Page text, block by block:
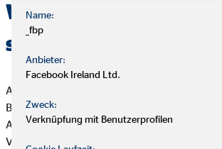
Wieso sind
so viel unsicherer?
Alle App-basierten TAN-Verfahren bieten
Betrüger, unabhängig vom Institut. Das liegt
Apps an sich. Diese sind zum Teil sehr
Vielmehr sind es die Betriebssysteme der
Name:
_fbp
Anbieter:
Facebook Ireland Ltd.
Zweck:
Verknüpfung mit Benutzerprofilen